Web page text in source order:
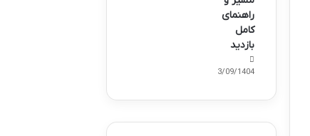
راهنمای
کامل
بازدید
23/09/1404